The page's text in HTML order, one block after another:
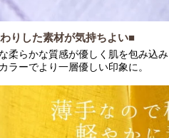
りした素材が気持ちよい■
柔らかな質感が優しく肌を包み込み
ラーでより一層優しい印象に。